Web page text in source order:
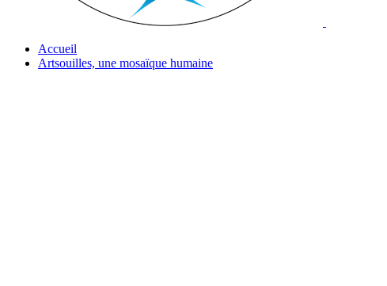
Accueil
Artsouilles, une mosaïque humaine